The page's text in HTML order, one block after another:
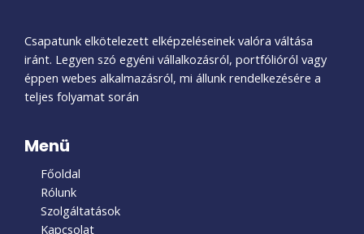
Csapatunk elkötelezett elképzeléseinek valóra váltása
iránt. Legyen szó egyéni vállalkozásról, portfólióról vagy
éppen webes alkalmazásról, mi állunk rendelkezésére a
teljes folyamat során
Menü
Főoldal
Rólunk
Szolgáltatások
Kapcsolat